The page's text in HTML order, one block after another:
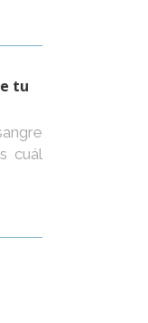
tu
cuál